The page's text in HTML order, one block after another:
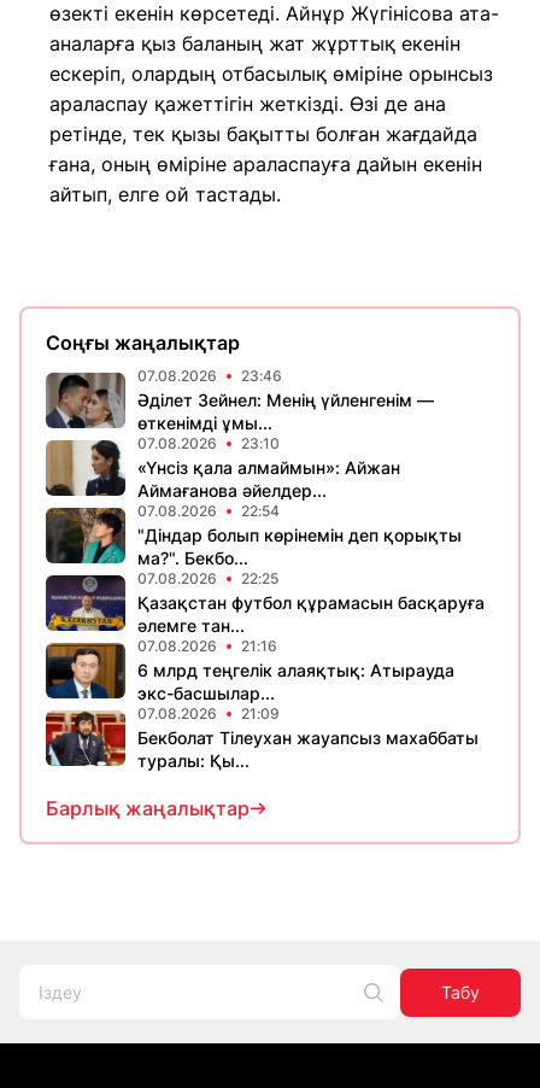
өзекті екенін көрсетеді. Айнұр Жүгінісова ата-
аналарға қыз баланың жат жұрттық екенін
ескеріп, олардың отбасылық өміріне орынсыз
араласпау қажеттігін жеткізді. Өзі де ана
ретінде, тек қызы бақытты болған жағдайда
ғана, оның өміріне араласпауға дайын екенін
айтып, елге ой тастады.
Соңғы жаңалықтар
07.08.2026 23:46
Әділет Зейнел: Менің үйленгенім —
өткенімді ұмы...
07.08.2026 23:10
«Үнсіз қала алмаймын»: Айжан
Аймағанова әйелдер...
07.08.2026 22:54
"Діндар болып көрінемін деп қорықты
ма?". Бекбо...
07.08.2026 22:25
Қазақстан футбол құрамасын басқаруға
әлемге тан...
07.08.2026 21:16
6 млрд теңгелік алаяқтық: Атырауда
экс-басшылар...
07.08.2026 21:09
Бекболат Тілеухан жауапсыз махаббаты
туралы: Қы...
Барлық жаңалықтар
Табу